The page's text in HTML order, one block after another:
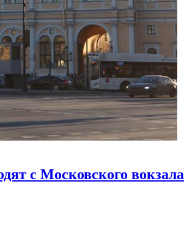
с Московского вокзала